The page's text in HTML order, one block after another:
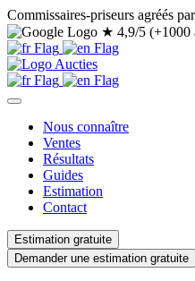
Commissaires-priseurs agréés
★ 4,9/5 (+1000
Nous connaître
Ventes
Résultats
Guides
Estimation
Contact
Estimation gratuite
Demander une estimation gratuite